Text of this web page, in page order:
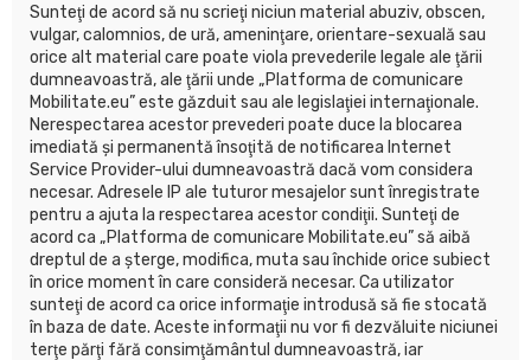
Sunteţi de acord să nu scrieţi niciun material abuziv, obscen,
vulgar, calomnios, de ură, ameninţare, orientare-sexuală sau
orice alt material care poate viola prevederile legale ale ţării
dumneavoastră, ale ţării unde „Platforma de comunicare
Mobilitate.eu” este găzduit sau ale legislaţiei internaţionale.
Nerespectarea acestor prevederi poate duce la blocarea
imediată şi permanentă însoţită de notificarea Internet
Service Provider-ului dumneavoastră dacă vom considera
necesar. Adresele IP ale tuturor mesajelor sunt înregistrate
pentru a ajuta la respectarea acestor condiţii. Sunteţi de
acord ca „Platforma de comunicare Mobilitate.eu” să aibă
dreptul de a şterge, modifica, muta sau închide orice subiect
în orice moment în care consideră necesar. Ca utilizator
sunteţi de acord ca orice informaţie introdusă să fie stocată
în baza de date. Aceste informaţii nu vor fi dezvăluite niciunei
terţe părţi fără consimţământul dumneavoastră, iar